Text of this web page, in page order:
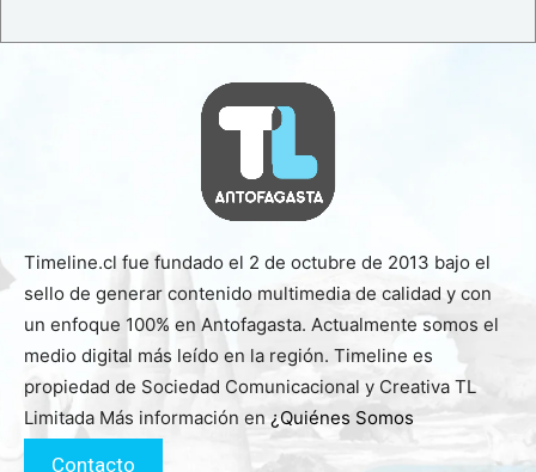
Timeline.cl fue fundado el 2 de octubre de 2013 bajo el
sello de generar contenido multimedia de calidad y con
un enfoque 100% en Antofagasta. Actualmente somos el
medio digital más leído en la región. Timeline es
propiedad de Sociedad Comunicacional y Creativa TL
Limitada Más información en ¿Quiénes Somos
Contacto